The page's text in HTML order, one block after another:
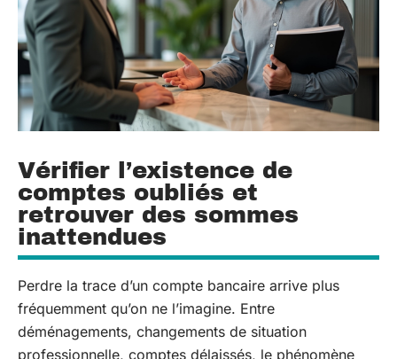
Vérifier l’existence de
comptes oubliés et
retrouver des sommes
inattendues
Perdre la trace d’un compte bancaire arrive plus
fréquemment qu’on ne l’imagine. Entre
déménagements, changements de situation
professionnelle, comptes délaissés, le phénomène